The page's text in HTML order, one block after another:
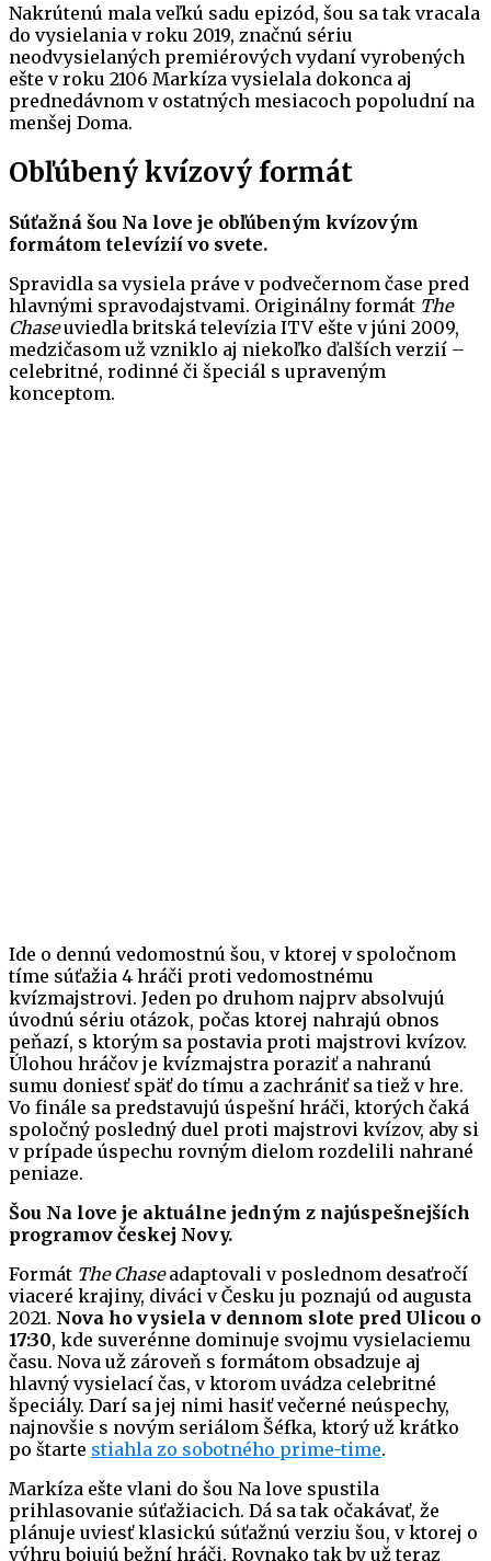
Nakrútenú mala veľkú sadu epizód, šou sa tak vracala
do vysielania v roku 2019, značnú sériu
neodvysielaných premiérových vydaní vyrobených
ešte v roku 2106 Markíza vysielala dokonca aj
prednedávnom v ostatných mesiacoch popoludní na
menšej Doma.
Obľúbený kvízový formát
Súťažná šou Na love je obľúbeným kvízovým
formátom televízií vo svete.
Spravidla sa vysiela práve v podvečernom čase pred
hlavnými spravodajstvami. Originálny formát The
Chaseuviedla britská televízia ITV ešte v júni 2009,
medzičasom už vzniklo aj niekoľko ďalších verzií –
celebritné, rodinné či špeciál s upraveným
konceptom.
Ide o dennú vedomostnú šou, v ktorej v spoločnom
tíme súťažia 4 hráči proti vedomostnému
kvízmajstrovi. Jeden po druhom najprv absolvujú
úvodnú sériu otázok, počas ktorej nahrajú obnos
peňazí, s ktorým sa postavia proti majstrovi kvízov.
Úlohou hráčov je kvízmajstra poraziť a nahranú
sumu doniesť späť do tímu a zachrániť sa tiež v hre.
Vo finále sa predstavujú úspešní hráči, ktorých čaká
spoločný posledný duel proti majstrovi kvízov, aby si
v prípade úspechu rovným dielom rozdelili nahrané
peniaze.
Šou Na love je aktuálne jedným z najúspešnejších
programov českej Novy.
Formát The Chaseadaptovali v poslednom desaťročí
viaceré krajiny, diváci v Česku ju poznajú od augusta
2021. Nova ho vysiela v dennom slote pred Ulicou o
17:30, kde suverénne dominuje svojmu vysielaciemu
času. Nova už zároveň s formátom obsadzuje aj
hlavný vysielací čas, v ktorom uvádza celebritné
špeciály. Darí sa jej nimi hasiť večerné neúspechy,
najnovšie s novým seriálom Šéfka, ktorý už krátko
po štarte stiahla zo sobotného prime-time.
Markíza ešte vlani do šou Na love spustila
prihlasovanie súťažiacich. Dá sa tak očakávať, že
plánuje uviesť klasickú súťažnú verziu šou, v ktorej o
výhru bojujú bežní hráči. Rovnako tak by už teraz